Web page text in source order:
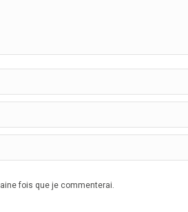
fois que je commenterai.